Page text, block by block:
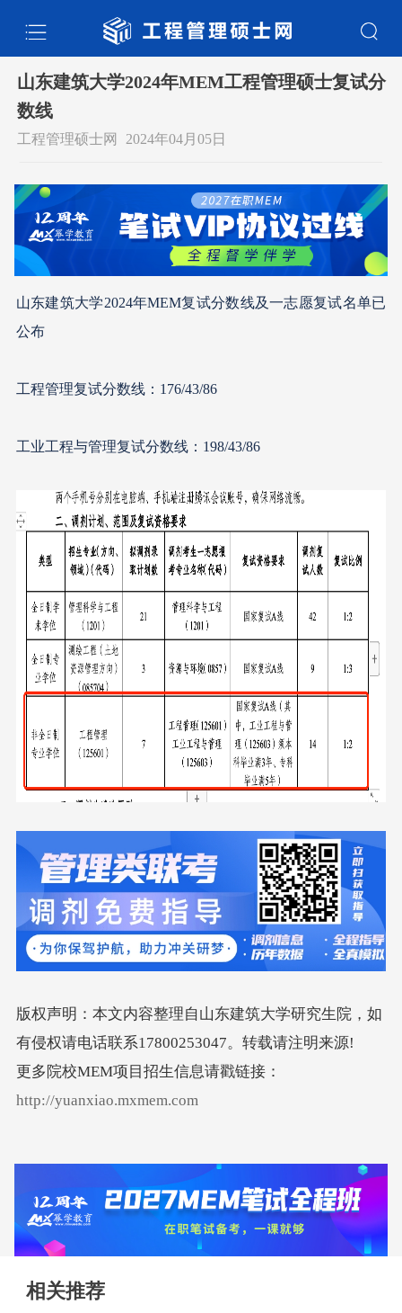
山东建筑大学2024年MEM工程管理硕士复试分
数线
工程管理硕士网 2024年04月05日
山东建筑大学2024年MEM复试分数线及一志愿复试名单已
公布
工程管理复试分数线：176/43/86
工业工程与管理复试分数线：198/43/86
版权声明：本文内容整理自山东建筑大学研究生院，如
有侵权请电话联系17800253047。转载请注明来源!
更多院校MEM项目招生信息请戳链接：
http://yuanxiao.mxmem.com
相关推荐